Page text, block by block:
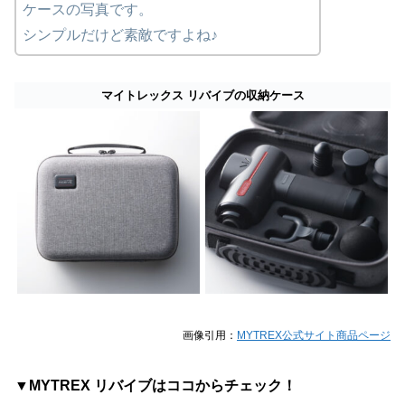
ケースの写真です。
シンプルだけど素敵ですよね♪
マイトレックス リバイブの収納ケース
画像引用： MYTREX公式サイト商品ページ
▼MYTREX リバイブはココからチェック！